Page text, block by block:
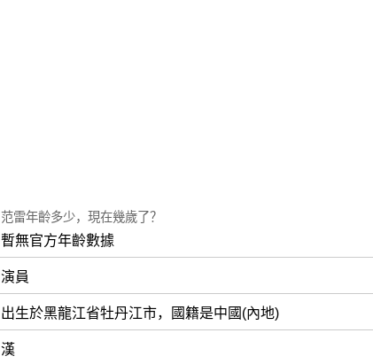
范雷年齡多少，現在幾歲了？
暫無官方年齡數據
演員
出生於黑龍江省牡丹江市，國籍是中國(內地)
漢